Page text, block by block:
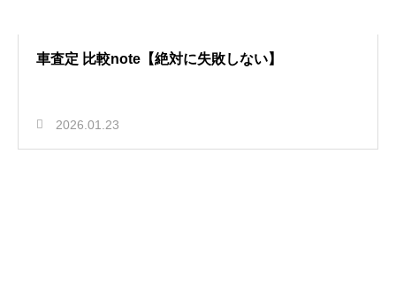
車査定 比較note【絶対に失敗しない】
2026.01.23